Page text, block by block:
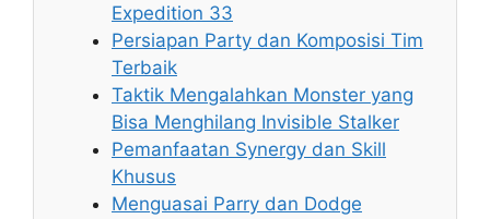
Expedition 33
Persiapan Party dan Komposisi Tim
Terbaik
Taktik Mengalahkan Monster yang
Bisa Menghilang Invisible Stalker
Pemanfaatan Synergy dan Skill
Khusus
Menguasai Parry dan Dodge